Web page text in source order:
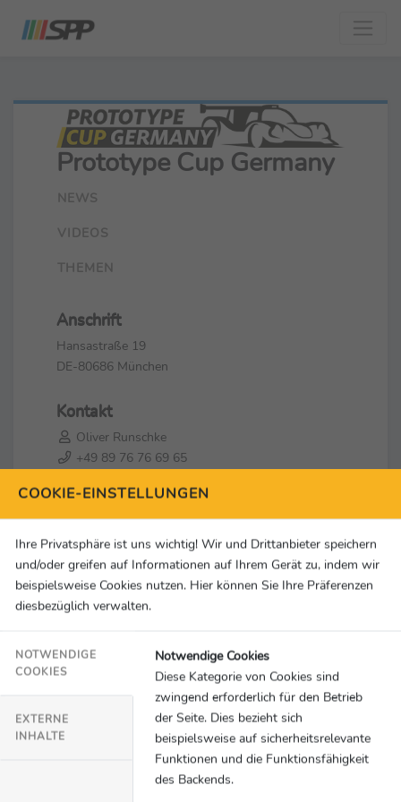
Prototype Cup Germany
NEWS
VIDEOS
THEMEN
Anschrift
Hansastraße 19
DE-80686 München
Kontakt
Oliver Runschke
+49 89 76 76 69 65
Social Media & Links
An dieser Stelle würden Inhalte von
YouTube geladen.
Einmalig erlauben
COOKIE-EINSTELLUNGEN
Ihre Privatsphäre ist uns wichtig! Wir und Drittanbieter speichern
und/oder greifen auf Informationen auf Ihrem Gerät zu, indem wir
beispielsweise Cookies nutzen. Hier können Sie Ihre Präferenzen
diesbezüglich verwalten.
NOTWENDIGE
COOKIES
EXTERNE
INHALTE
Notwendige Cookies
Diese Kategorie von Cookies sind
zwingend erforderlich für den Betrieb
der Seite. Dies bezieht sich
beispielsweise auf sicherheitsrelevante
Funktionen und die Funktionsfähigkeit
des Backends.